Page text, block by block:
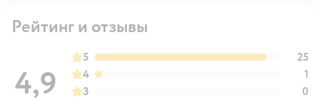
Рейтинг и отзывы
4,9
5
25
4
1
3
0